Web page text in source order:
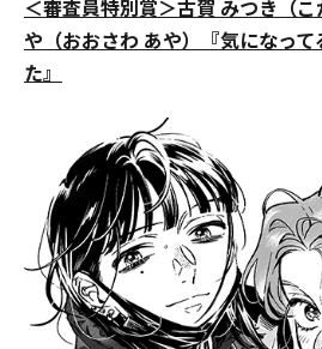
＜審査員特別賞＞古賀 みつき（
や（おおさわ あや）『気になっ
た』